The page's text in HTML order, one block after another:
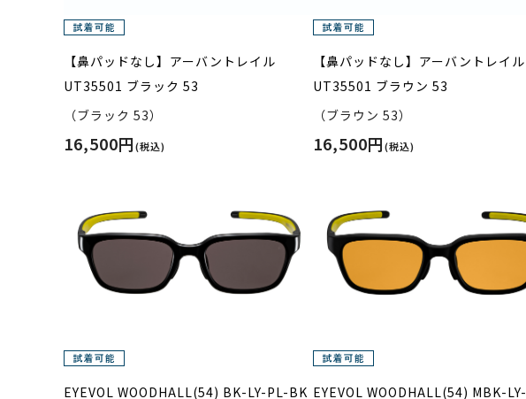
【鼻パッドなし】アーバントレイル
UT35501 ブラック 53
（ブラック 53）
16,500円(税込)
【鼻パッドなし】アーバントレイル
UT35501 ブラウン 53
（ブラウン 53）
16,500円(税込)
EYEVOL WOODHALL(54) BK-LY-PL-BK EYEVOL WOODHALL(54) MBK-LY-